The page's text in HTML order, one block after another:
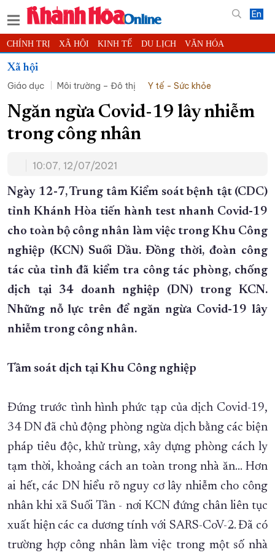
En
CHÍNH TRỊ XÃ HỘI KINH TẾ DU LỊCH VĂN HÓA
THỂ THAO
KHOA HỌC - CÔNG NGHỆ PHÁP LUẬT BẠN ĐỌC
THẾ GIỚI MULTIMEDIA VIDEO ĐỌC BÁO ONLINE
PODCAST THÔNG TIN - QUẢNG CÁO
TRƯỜNG SA BIỂN ĐẢO QUÊ HƯƠNG
CHUNG TAY CẢI CÁCH HÀNH CHÍNH
XÂY DỰNG NÔNG THÔN MỚI LỊCH CẮT ĐIỆN
TÀU - XE - MÁY BAY
KỶ NIỆM 370 NĂM XÂY DỰNG VÀ PHÁT TRIỂN TỈNH KHÁNH HÒA
KHOẢNH KHẮC ĐẸP XỨ TRẦM
XÂY DỰNG KHÁNH HÒA TRỞ THÀNH THÀNH PHỐ TRỰC THUỘC
ĐẠI HỘI ĐẢNG CÁC CẤP TRANG CHỦ VỀ BÁO KHÁNH HÒA
Xã hội
Giáo dục
Môi trường – Đô thị Y tế - Sức khỏe
Ngăn ngừa Covid-19 lây nhiễm
trong công nhân
10:07, 12/07/2021
Ngày 12-7, Trung tâm Kiểm soát bệnh tật (CDC)
tỉnh Khánh Hòa tiến hành test nhanh Covid-19
cho toàn bộ công nhân làm việc trong Khu Công
nghiệp (KCN) Suối Dầu. Đồng thời, đoàn công
tác của tỉnh đã kiểm tra công tác phòng, chống
dịch tại 34 doanh nghiệp (DN) trong KCN.
Những nỗ lực trên để ngăn ngừa Covid-19 lây
nhiễm trong công nhân.
Tầm soát dịch tại Khu Công nghiệp
Đứng trước tình hình phức tạp của dịch Covid-19,
34 DN đã chủ động phòng ngừa dịch bằng các biện
pháp tiêu độc, khử trùng, xây dựng phòng cách ly
tạm thời, khoảng cách an toàn trong nhà ăn… Hơn
ai hết, các DN hiểu rõ nguy cơ lây nhiễm cho công
nhân khi xã Suối Tân - nơi KCN đứng chân liên tục
xuất hiện các ca dương tính với SARS-CoV-2. Đã có
trường hợp công nhân làm việc trong một số nhà